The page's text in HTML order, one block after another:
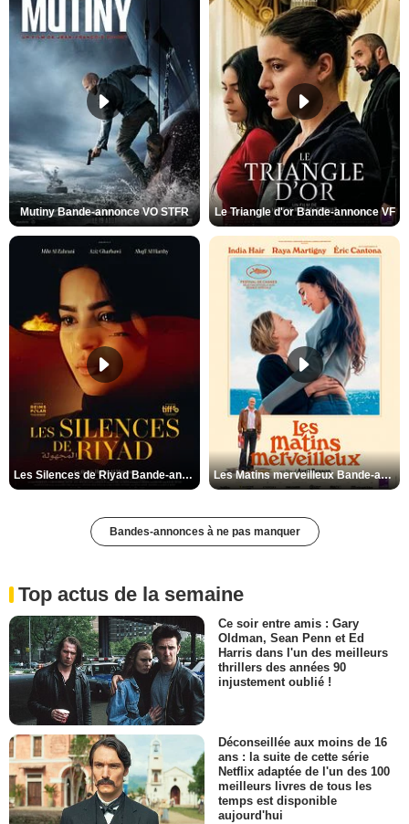
Mutiny Bande-annonce VO STFR Le Triangle d'or Bande-annonce VF
Les Silences de Riyad Bande-annonce VO STFR Les Matins merveilleux Bande-annonce VF
Bandes-annonces à ne pas manquer
Top actus de la semaine
Ce soir entre amis : Gary
Oldman, Sean Penn et Ed
Harris dans l'un des meilleurs
thrillers des années 90
injustement oublié !
Déconseillée aux moins de 16
ans : la suite de cette série
Netflix adaptée de l'un des 100
meilleurs livres de tous les
temps est disponible
aujourd'hui